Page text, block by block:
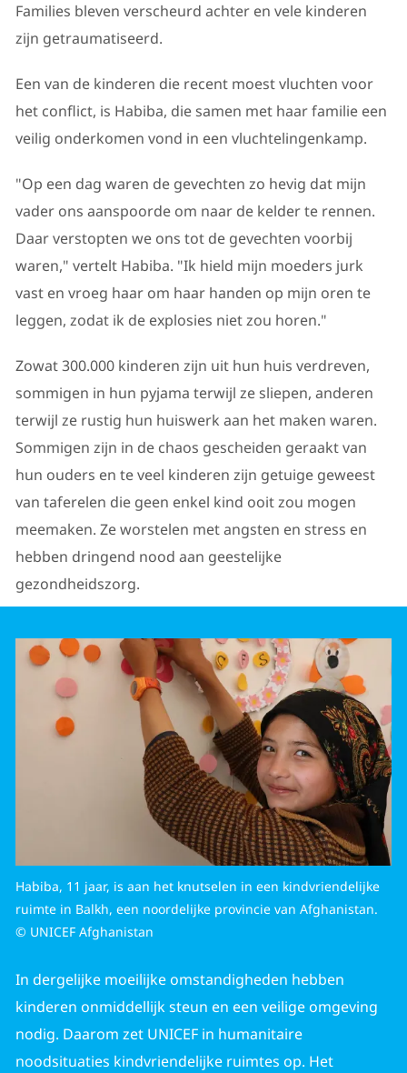
Families bleven verscheurd achter en vele kinderen
zijn getraumatiseerd.
Een van de kinderen die recent moest vluchten voor
het conflict, is Habiba, die samen met haar familie een
veilig onderkomen vond in een vluchtelingenkamp.
"Op een dag waren de gevechten zo hevig dat mijn
vader ons aanspoorde om naar de kelder te rennen.
Daar verstopten we ons tot de gevechten voorbij
waren," vertelt Habiba. "Ik hield mijn moeders jurk
vast en vroeg haar om haar handen op mijn oren te
leggen, zodat ik de explosies niet zou horen."
Zowat 300.000 kinderen zijn uit hun huis verdreven,
sommigen in hun pyjama terwijl ze sliepen, anderen
terwijl ze rustig hun huiswerk aan het maken waren.
Sommigen zijn in de chaos gescheiden geraakt van
hun ouders en te veel kinderen zijn getuige geweest
van taferelen die geen enkel kind ooit zou mogen
meemaken. Ze worstelen met angsten en stress en
hebben dringend nood aan geestelijke
gezondheidszorg.
Habiba, 11 jaar, is aan het knutselen in een kindvriendelijke
ruimte in Balkh, een noordelijke provincie van Afghanistan.
© UNICEF Afghanistan
In dergelijke moeilijke omstandigheden hebben
kinderen onmiddellijk steun en een veilige omgeving
nodig. Daarom zet UNICEF in humanitaire
noodsituaties kindvriendelijke ruimtes op. Het